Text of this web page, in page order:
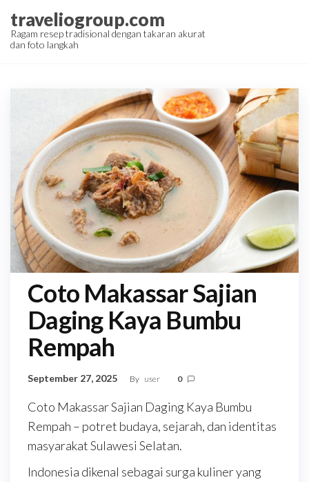
the
traveliogroup.com
Ragam resep tradisional dengan takaran akurat
dan foto langkah
Coto Makassar Sajian
Daging Kaya Bumbu
Rempah
September 27, 2025 By user 0
Coto Makassar Sajian Daging Kaya Bumbu
Rempah – potret budaya, sejarah, dan identitas
masyarakat Sulawesi Selatan.
Indonesia dikenal sebagai surga kuliner yang